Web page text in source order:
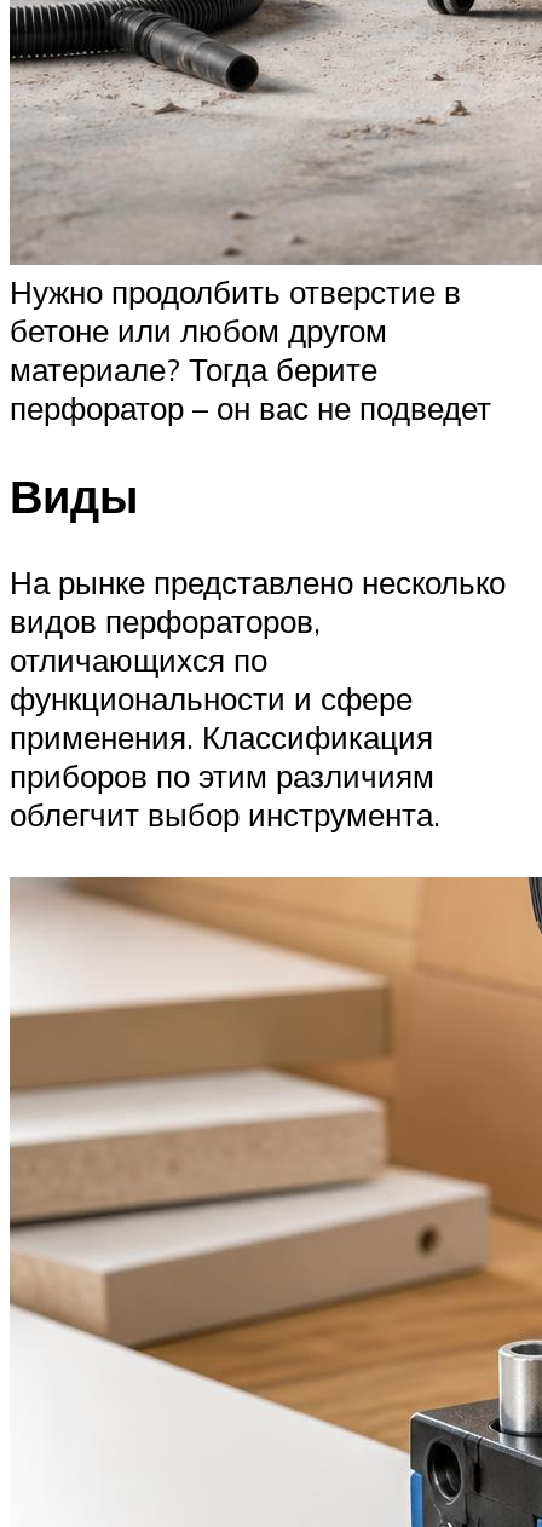
Нужно продолбить отверстие в
бетоне или любом другом
материале? Тогда берите
перфоратор – он вас не подведет
Виды
На рынке представлено несколько
видов перфораторов,
отличающихся по
функциональности и сфере
применения. Классификация
приборов по этим различиям
облегчит выбор инструмента.